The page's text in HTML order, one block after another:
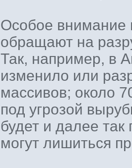
Особое внимание
обращают на
Так, например, в
изменило или
массивов; около
под угрозой
будет и далее
могут лишиться